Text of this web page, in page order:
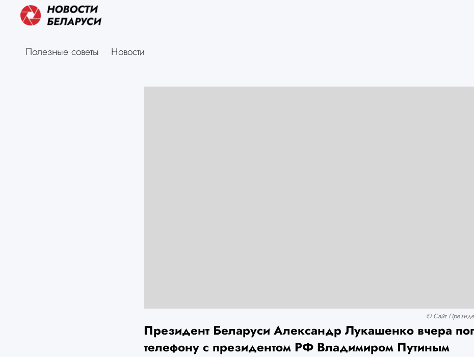
Полезные советы Новости
© Сайт
Президент Беларуси Александр Лукашенко вчера
телефону с президентом РФ Владимиром Путиным